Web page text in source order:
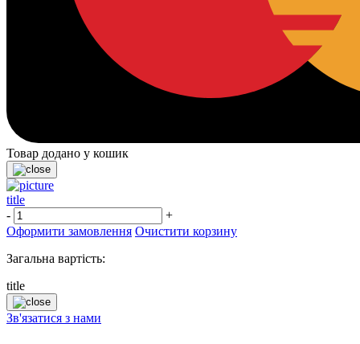
Товар додано у кошик
title
-
+
Оформити замовлення Очистити корзину
Загальна вартість:
title
Зв'язатися з нами